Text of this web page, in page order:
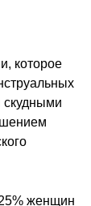
которое
скудными
25% женщин